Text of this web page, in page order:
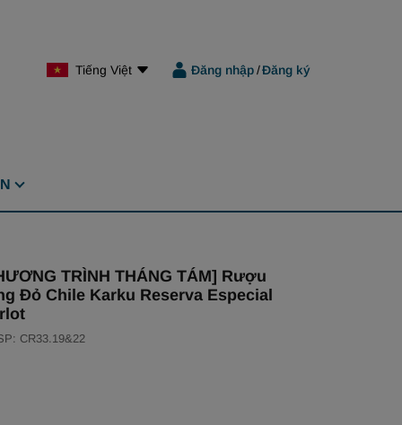
Tiếng Việt Đăng nhập/Đăng ký
TRÌNH THÁNG TÁM] Rượu
Đỏ Chile Karku Reserva Especial
CR33.19&22